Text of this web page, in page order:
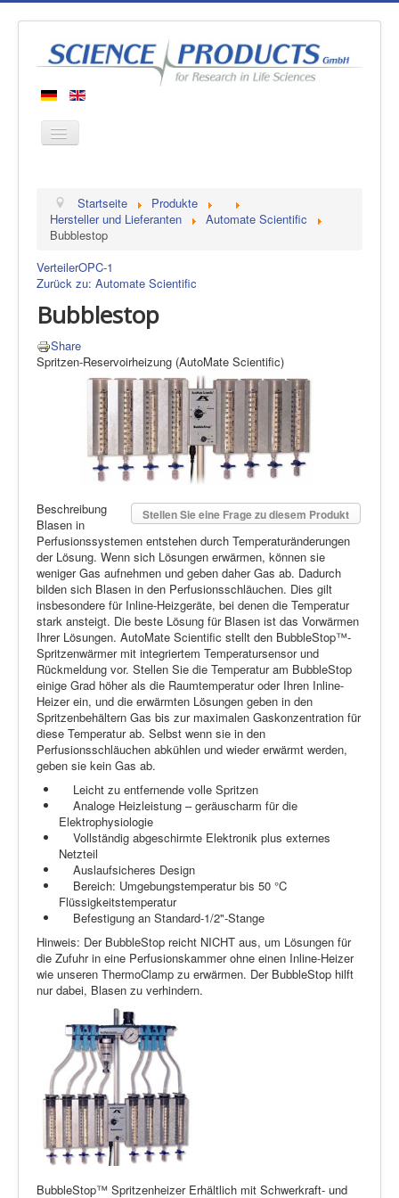
Produkte
Hersteller
Über uns
Startseite
Produkte
Hersteller und Lieferanten
Automate Scientific
Bubblestop
VerteilerOPC-1
Zurück zu: Automate Scientific
Bubblestop
Share
Spritzen-Reservoirheizung (AutoMate Scientific)
Stellen Sie eine Frage zu diesem Produkt
Beschreibung
Blasen in
Perfusionssystemen entstehen durch Temperaturänderungen
der Lösung. Wenn sich Lösungen erwärmen, können sie
weniger Gas aufnehmen und geben daher Gas ab. Dadurch
bilden sich Blasen in den Perfusionsschläuchen. Dies gilt
insbesondere für Inline-Heizgeräte, bei denen die Temperatur
stark ansteigt. Die beste Lösung für Blasen ist das Vorwärmen
Ihrer Lösungen. AutoMate Scientific stellt den BubbleStop™-
Spritzenwärmer mit integriertem Temperatursensor und
Rückmeldung vor. Stellen Sie die Temperatur am BubbleStop
einige Grad höher als die Raumtemperatur oder Ihren Inline-
Heizer ein, und die erwärmten Lösungen geben in den
Spritzenbehältern Gas bis zur maximalen Gaskonzentration für
diese Temperatur ab. Selbst wenn sie in den
Perfusionsschläuchen abkühlen und wieder erwärmt werden,
geben sie kein Gas ab.
Leicht zu entfernende volle Spritzen
Analoge Heizleistung – geräuscharm für die
Elektrophysiologie
Vollständig abgeschirmte Elektronik plus externes
Netzteil
Auslaufsicheres Design
Bereich: Umgebungstemperatur bis 50 °C
Flüssigkeitstemperatur
Befestigung an Standard-1/2"-Stange
Hinweis: Der BubbleStop reicht NICHT aus, um Lösungen für
die Zufuhr in eine Perfusionskammer ohne einen Inline-Heizer
wie unseren ThermoClamp zu erwärmen. Der BubbleStop hilft
nur dabei, Blasen zu verhindern.
BubbleStop™ Spritzenheizer Erhältlich mit Schwerkraft- und